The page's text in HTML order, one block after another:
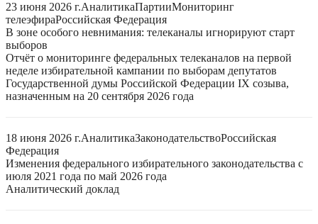
23 июня 2026 г.АналитикаПартииМониторинг
телеэфираРоссийская Федерация
В зоне особого невнимания: телеканалы игнорируют старт
выборов
Отчёт о мониторинге федеральных телеканалов на первой
неделе избирательной кампании по выборам депутатов
Государственной думы Российской Федерации IX созыва,
назначенным на 20 сентября 2026 года
18 июня 2026 г.АналитикаЗаконодательствоРоссийская
Федерация
Изменения федерального избирательного законодательства с
июля 2021 года по май 2026 года
Аналитический доклад